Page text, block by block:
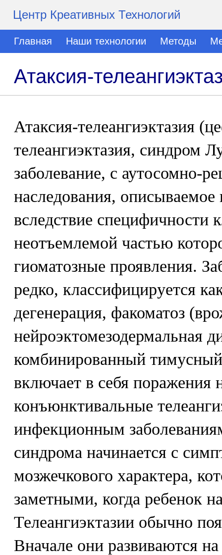
Центр Креативных Технологий
Главная Наши технологии Методы
Атаксия-
Атаксия-телеангиэктазия
телеангиэктазия, синдром
заболевание, с аутосомно-
наследования, описываемое
вследствие специфичности
неотъемлемой частью
гиоматозные проявления.
редко, классифицируется
дегенерация, факоматоз
нейроэктомезодермальная
комбинированный
включает в себя
конъюнктивальные
инфекционным
синдрома начинается с
мозжечкового характера,
заметными, когда ребенок
Телеангиэктазии обычно
Вначале они развиваются